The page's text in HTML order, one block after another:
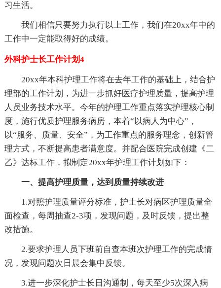
习生活。
我们相信只要努力执行以上工作，我们在20xx年中的
工作中一定能取得好的成绩。
外科护士长工作计划4
20xx年本科护理工作将在去年工作的基础上，结合护
理部的工作计划，为进一步抓好医疗护理质量，提高护理
人员业务技术水平。今年的护理工作重点落实护理核心制
度，施行优质护理服务病房，本着“以病人为中心”，
以“服务、质量、安全”，为工作重点的服务理念，创新管
理方式，不断提高患者满意度。并配合医院完成创建《二
乙》达标工作，拟制定20xx年护理工作计划如下：
一、提高护理质量，达到质量持续改进
1.对照护理质量评分标准，护士长对病区护理质量全
面检查，每周抽查2-3项，发现问题，及时反馈，提出整
改措施。
2.要求护理人员下班前自查本班次护理工作的完成情
况，发现问题次日晨会集中反馈。
3.进一步深化护士长日沟通制，每天至少5次深入病